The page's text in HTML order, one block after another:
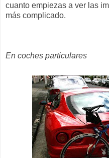
cuanto empiezas a ver las
más complicado.
En coches particulares